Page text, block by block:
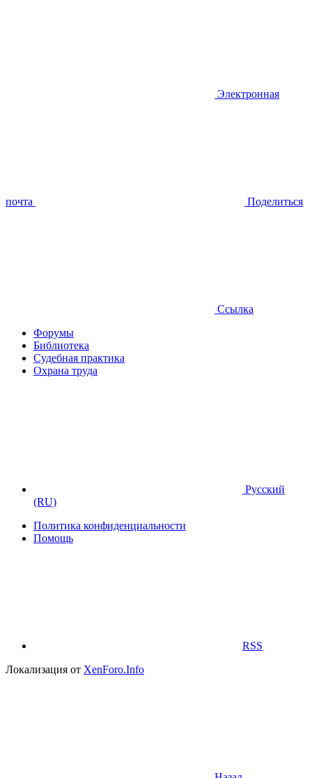
Электронная
почта Поделиться
Ссылка
Форумы
Библиотека
Судебная практика
Охрана труда
Русский
(RU)
Политика конфиденциальности
Помощь
RSS
Локализация от XenForo.Info